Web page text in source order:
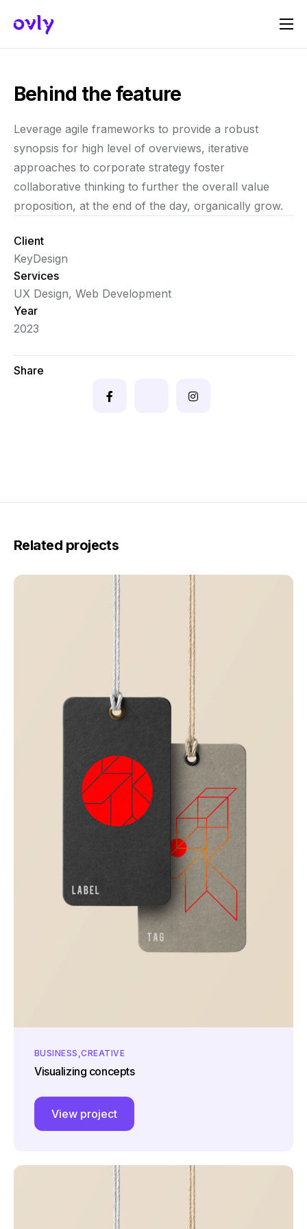
Πώς Λειτουργεί
Γίνε Host
Γίνε Sponsor
Επικοινωνία
Behind the feature
Leverage agile frameworks to provide a robust
synopsis for high level of overviews, iterative
approaches to corporate strategy foster
collaborative thinking to further the overall value
proposition, at the end of the day, organically grow.
Client
KeyDesign
Services
UX Design, Web Development
Year
2023
Share
Related projects
BUSINESS CREATIVE
Visualizing concepts
View project